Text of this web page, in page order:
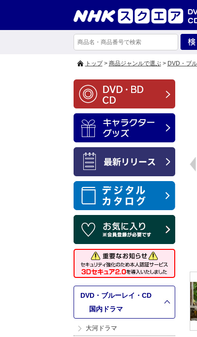
トップ> 商品ジャンルで選ぶ> DVD・ブ
DVD・ブルーレイ・CD
国内ドラマ
大河ドラマ